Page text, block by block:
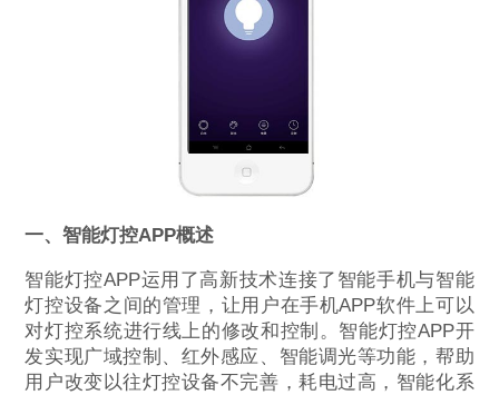
一、智能灯控APP概述
智能灯控APP运用了高新技术连接了智能手机与智能
灯控设备之间的管理，让用户在手机APP软件上可以
对灯控系统进行线上的修改和控制。智能灯控APP开
发实现广域控制、红外感应、智能调光等功能，帮助
用户改变以往灯控设备不完善，耗电过高，智能化系